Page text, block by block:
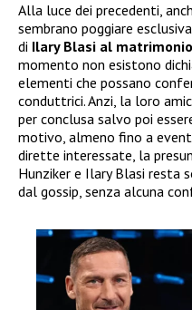
Alla luce dei precedenti,
sembrano poggiare
di Ilary Blasi al
momento non esistono
elementi che possano
conduttrici. Anzi, la loro
per conclusa salvo poi
motivo, almeno fino a
dirette interessate, la
Hunziker e Ilary Blasi resta
dal gossip, senza alcuna